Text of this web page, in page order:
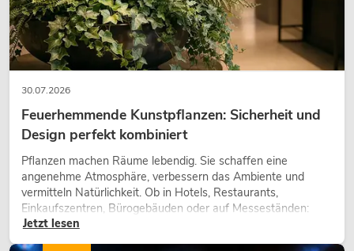
30.07.2026
Feuerhemmende Kunstpflanzen: Sicherheit und
Design perfekt kombiniert
Pflanzen machen Räume lebendig. Sie schaffen eine
angenehme Atmosphäre, verbessern das Ambiente und
vermitteln Natürlichkeit. Ob in Hotels, Restaurants,
Einkaufszentren, Bürogebäuden oder auf Messeständen:
eine hochwertige Begrünung gehört heute längst zum
Jetzt lesen